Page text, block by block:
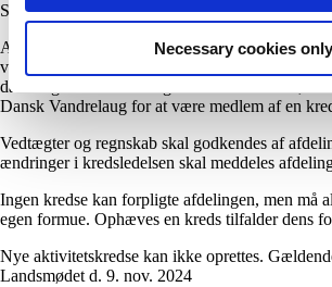
Necessary cookies only
Såfremt en afdeling har etablerede
Aktivitetskredse fungerer selvstændigt under
vedtægter, ledelse og revisor. Kredsen kan
dækning af kredsens udgifter. Det er et krav, at
Dansk Vandrelaug for at være medlem af en
Vedtægter og regnskab skal godkendes af
ændringer i kredsledelsen skal meddeles
Ingen kredse kan forpligte afdelingen, men må
egen formue. Ophæves en kreds tilfalder dens
Nye aktivitetskredse kan ikke oprettes.
Landsmødet d. 9. nov. 2024